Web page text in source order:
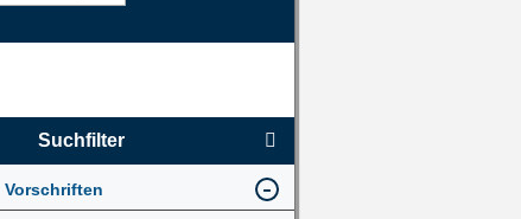
Suchfilter
Vorschriften